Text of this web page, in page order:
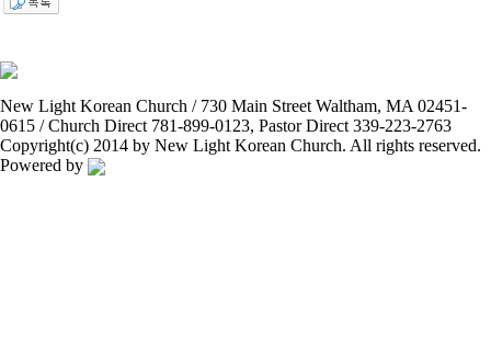
New Light Korean Church / 730 Main Street Waltham, MA 02451-
0615 / Church Direct 781-899-0123, Pastor Direct 339-223-2763
Copyright(c) 2014 by New Light Korean Church. All rights reserved.
Powered by